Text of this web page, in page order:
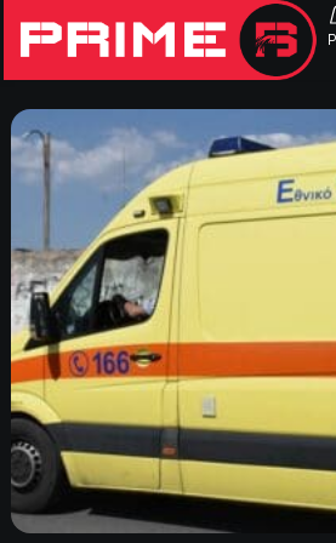
ΟΦΗ
Γ ΕΘΝΙΚΗ
Α1 ΕΠΣΗ
Α2 ΕΠΣΗ
Β1 ΕΠΣΗ
Β2 ΕΠΣΗ